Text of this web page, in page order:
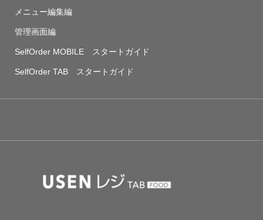
メニュー編集編
管理画面編
SelfOrder MOBILE スタートガイド
SelfOrder TAB スタートガイド